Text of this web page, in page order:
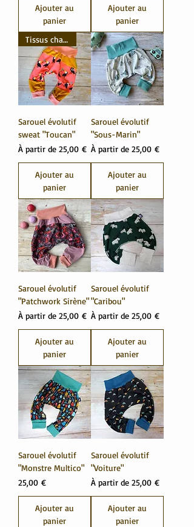
Ajouter au
panier
Ajouter au
panier
Tissus chauds
Sarouel évolutif
sweat "Toucan"
À partir de 25,00 €
Prix promotionnel
Ajouter au
panier
Sarouel évolutif
"Sous-Marin"
À partir de 25,00 €
Prix promotionnel
Ajouter au
panier
Sarouel évolutif
"Patchwork Sirène"
À partir de 25,00 €
Prix promotionnel
Ajouter au
panier
Sarouel évolutif
"Caribou"
À partir de 25,00 €
Prix promotionnel
Ajouter au
panier
Sarouel évolutif
"Monstre Multico"
Prix
25,00 €
Ajouter au
panier
Sarouel évolutif
"Voiture"
À partir de 25,00 €
Prix promotionnel
Ajouter au
panier